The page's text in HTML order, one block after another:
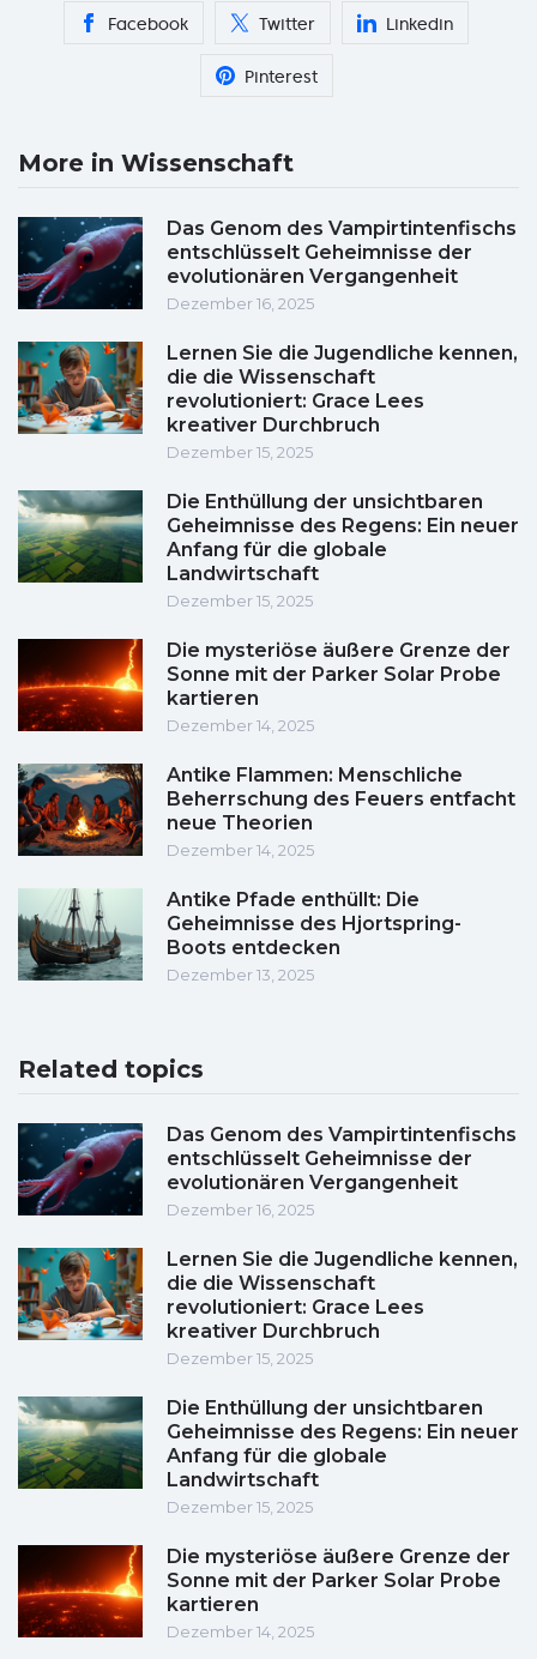
Facebook Twitter Linkedin
Pinterest
More in Wissenschaft
Das Genom des Vampirtintenfischs
entschlüsselt Geheimnisse der
evolutionären Vergangenheit
Dezember 16, 2025
Lernen Sie die Jugendliche kennen,
die die Wissenschaft
revolutioniert: Grace Lees
kreativer Durchbruch
Dezember 15, 2025
Die Enthüllung der unsichtbaren
Geheimnisse des Regens: Ein neuer
Anfang für die globale
Landwirtschaft
Dezember 15, 2025
Die mysteriöse äußere Grenze der
Sonne mit der Parker Solar Probe
kartieren
Dezember 14, 2025
Antike Flammen: Menschliche
Beherrschung des Feuers entfacht
neue Theorien
Dezember 14, 2025
Antike Pfade enthüllt: Die
Geheimnisse des Hjortspring-
Boots entdecken
Dezember 13, 2025
Related topics
Das Genom des Vampirtintenfischs
entschlüsselt Geheimnisse der
evolutionären Vergangenheit
Dezember 16, 2025
Lernen Sie die Jugendliche kennen,
die die Wissenschaft
revolutioniert: Grace Lees
kreativer Durchbruch
Dezember 15, 2025
Die Enthüllung der unsichtbaren
Geheimnisse des Regens: Ein neuer
Anfang für die globale
Landwirtschaft
Dezember 15, 2025
Die mysteriöse äußere Grenze der
Sonne mit der Parker Solar Probe
kartieren
Dezember 14, 2025